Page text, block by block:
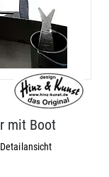
mit Boot